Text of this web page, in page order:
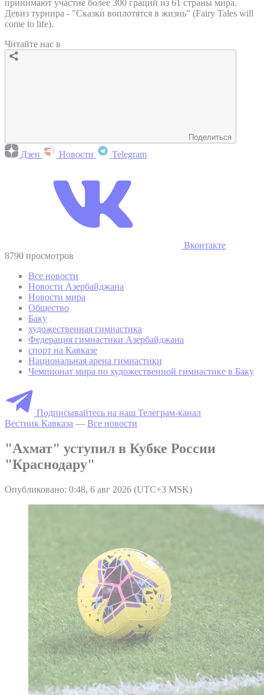
принимают участие более 300 граций из 61 страны мира.
Девиз турнира - "Сказки воплотятся в жизнь" (Fairy Tales will
come to life).
Читайте нас в
Поделиться
Дзен Новости Telegram
Вконтакте
8790 просмотров
Все новости
Новости Азербайджана
Новости мира
Общество
Баку
художественная гимнастика
Федерация гимнастики Азербайджана
спорт на Кавказе
Национальная арена гимнастики
Чемпионат мира по художественной гимнастике в Баку
Подписывайтесь на наш Телеграм-канал
Вестник Кавказа — Все новости
"Ахмат" уступил в Кубке России
"Краснодару"
Опубликовано: 0:48, 6 авг 2026 (UTC+3 MSK)